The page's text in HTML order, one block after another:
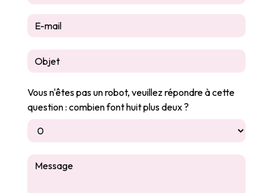
Vous n'êtes pas un robot, veuillez répondre à cette
question : combien font huit plus deux ?